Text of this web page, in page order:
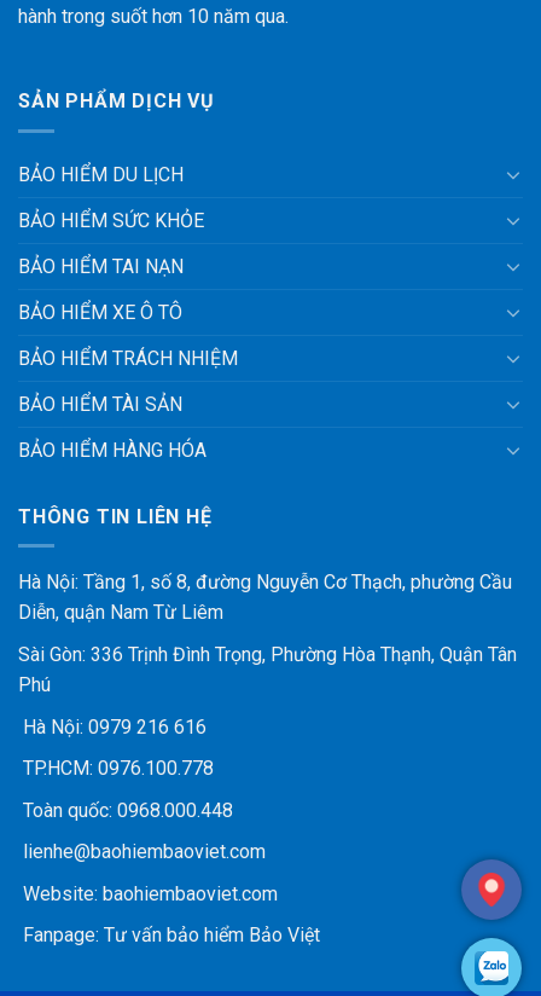
hành trong suốt hơn 10 năm qua.
SẢN PHẨM DỊCH VỤ
BẢO HIỂM DU LỊCH
BẢO HIỂM SỨC KHỎE
BẢO HIỂM TAI NẠN
BẢO HIỂM XE Ô TÔ
BẢO HIỂM TRÁCH NHIỆM
BẢO HIỂM TÀI SẢN
BẢO HIỂM HÀNG HÓA
THÔNG TIN LIÊN HỆ
Hà Nội: Tầng 1, số 8, đường Nguyễn Cơ Thạch, phường Cầu
Diễn, quận Nam Từ Liêm
Sài Gòn: 336 Trịnh Đình Trọng, Phường Hòa Thạnh, Quận Tân
Phú
Hà Nội: 0979 216 616
TP.HCM: 0976.100.778
Toàn quốc: 0968.000.448
lienhe@baohiembaoviet.com
Website: baohiembaoviet.com
Fanpage: Tư vấn bảo hiểm Bảo Việt